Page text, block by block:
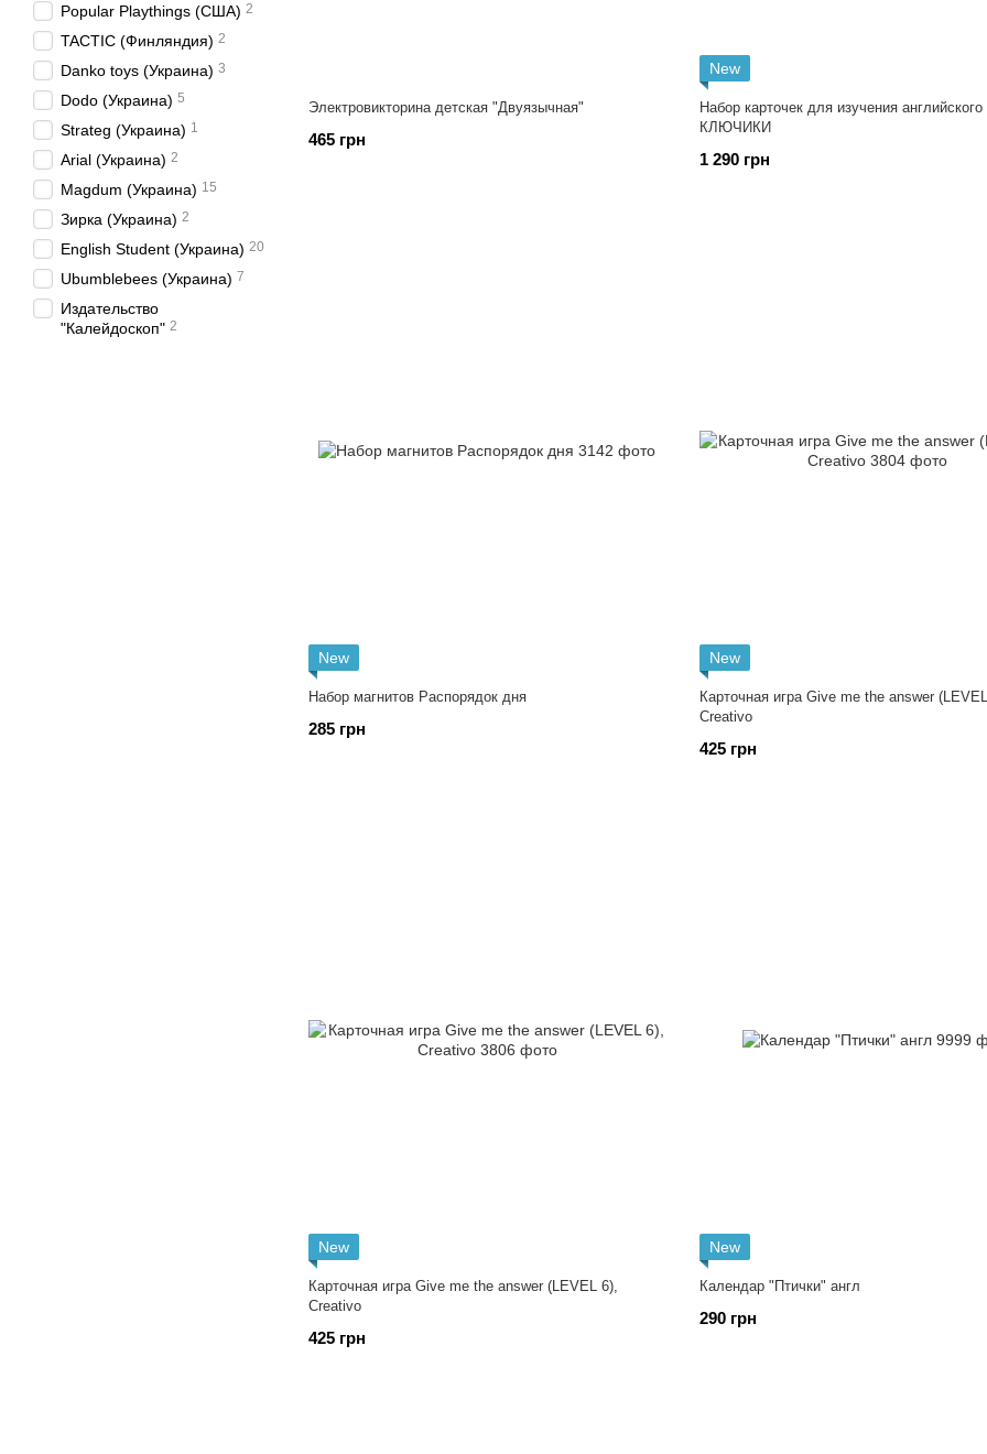
Электровикторина детская "Двуязычная"
465 грн
New
Набор карточек для изучения английского
КЛЮЧИКИ
1 290 грн
New
Набор магнитов Распорядок дня
285 грн
New
Карточная игра Give me the answer
Creativo
425 грн
New
Карточная игра Give me the answer (LEVEL 6),
Creativo
425 грн
New
Календар "Птички" англ
290 грн
Popular Playthings (США) 2
TACTIC (Финляндия) 2
Danko toys (Украина) 3
Dodo (Украина) 5
Strateg (Украина) 1
Arial (Украина) 2
Magdum (Украина) 15
Зирка (Украина) 2
English Student (Украина) 20
Ubumblebees (Украина) 7
Издательство
"Калейдоскоп" 2